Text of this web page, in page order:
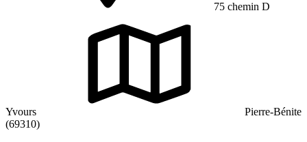
75 chemin D
Yvours
Pierre-Bénite
(69310)